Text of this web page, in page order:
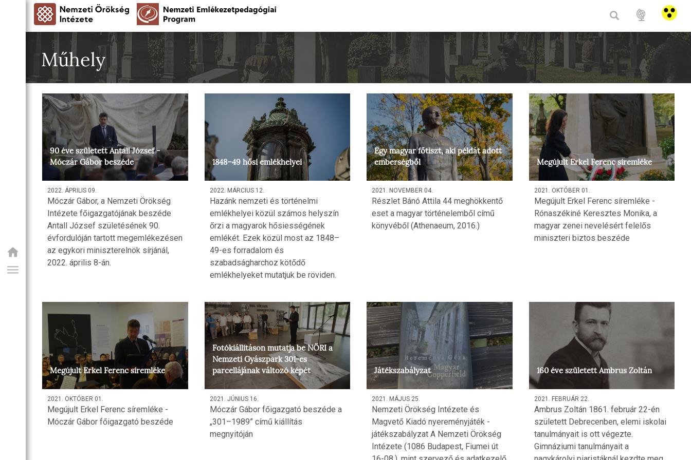
PROGRAM
HU /
Műhely
90 éve született Antall József -
Móczár Gábor beszéde
2022. ÁPRILIS 09.
Móczár Gábor, a Nemzeti Örökség
Intézete főigazgatójának beszéde
Antall József születésének 90.
évfordulóján tartott megemlékezésen
az egykori miniszterelnök sírjánál,
2022. április 8-án.
1848–49 hősi emlékhelyei
2022. MÁRCIUS 12.
Hazánk nemzeti és történelmi
emlékhelyei közül számos helyszín
őrzi a magyarok hősiességének
emlékét. Ezek közül most az 1848–
49-es forradalom és
szabadságharchoz kötődő
emlékhelyeket mutatjuk be röviden.
Egy magyar főtiszt, aki példát adott
emberségből
2021. NOVEMBER 04.
Részlet Bánó Attila 44 meghökkentő
eset a magyar történelemből című
könyvéből (Athenaeum, 2016.)
Megújult Erkel Ferenc síremléke
2021. OKTÓBER 01.
Megújult Erkel Ferenc síremléke -
Rónaszékiné Keresztes Monika, a
magyar zenei nevelésért felelős
miniszteri biztos beszéde
Megújult Erkel Ferenc síremléke
2021. OKTÓBER 01.
Megújult Erkel Ferenc síremléke -
Móczár Gábor főigazgató beszéde
Fotókiállításon mutatja be NÖRI a
Nemzeti Gyászpark 301-es
parcellájának változó képét
2021. JÚNIUS 16.
Móczár Gábor főigazgató beszéde a
„301–1989” című kiállítás
megnyitóján
Játékszabályzat
2021. MÁJUS 25.
Nemzeti Örökség Intézete és
Magvető Kiadó nyereményjáték -
játékszabályzat A Nemzeti Örökség
Intézete (1086 Budapest, Fiumei út
160 éve született Ambrus Zoltán
2021. FEBRUÁR 22.
Ambrus Zoltán 1861. február 22-én
született Debrecenben, elemi iskolai
tanulmányait is ott végezte.
Gimnáziumi tanulmányait a